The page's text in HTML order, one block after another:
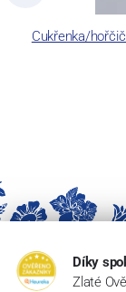
Cukřenka/
Díky
Zlaté